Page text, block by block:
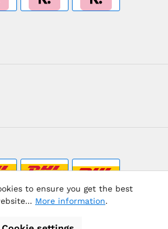
/ BVD Europe Travel Center
to ensure you get the best
More information.